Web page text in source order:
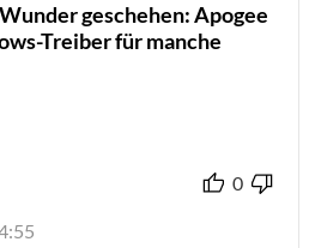
geschehen: Apogee
Treiber für manche
0